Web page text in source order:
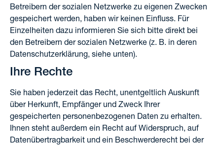
Betreibern der sozialen Netzwerke zu eigenen Zwecken
gespeichert werden, haben wir keinen Einfluss. Für
Einzelheiten dazu informieren Sie sich bitte direkt bei
den Betreibern der sozialen Netzwerke (z. B. in deren
Datenschutzerklärung, siehe unten).
Ihre Rechte
Sie haben jederzeit das Recht, unentgeltlich Auskunft
über Herkunft, Empfänger und Zweck Ihrer
gespeicherten personenbezogenen Daten zu erhalten.
Ihnen steht außerdem ein Recht auf Widerspruch, auf
Datenübertragbarkeit und ein Beschwerderecht bei der